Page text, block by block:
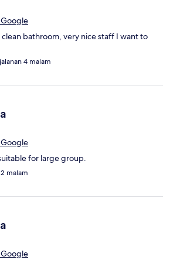
bathroom, very nice staff I want to
4 malam
for large group.
malam